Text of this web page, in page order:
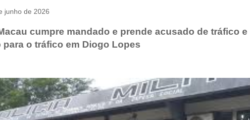
junho de 2026
cumpre mandado e prende acusado de tráfico e
o tráfico em Diogo Lopes